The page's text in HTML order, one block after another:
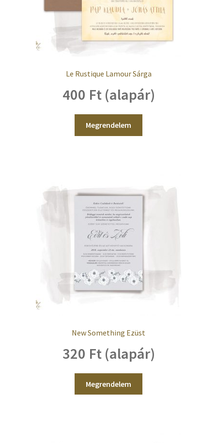
Le Rustique Lamour Sárga
400 Ft (alapár)
Megrendelem
New Something Ezüst
320 Ft (alapár)
Megrendelem